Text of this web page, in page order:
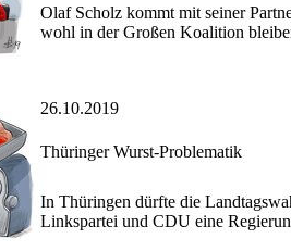
Olaf Scholz kommt mit seiner
wohl in der Großen Koalition
26.10.2019
Thüringer Wurst-Problematik
In Thüringen dürfte die
Linkspartei und CDU eine